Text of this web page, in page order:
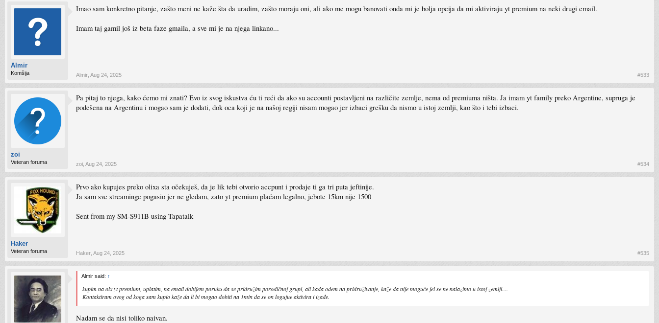
Almir
Komšija
Imao sam konkretno pitanje, zašto meni ne kaže šta da uradim, zašto moraju oni, ali ako me mogu banovati onda mi je bolja opcija da mi aktiviraju yt premium na neki drugi email.
Imam taj gamil još iz beta faze gmaila, a sve mi je na njega linkano...
Almir Aug 24, 2025 #533
zoi
Veteran foruma
Pa pitaj to njega, kako ćemo mi znati? Evo iz svog iskustva ću ti reći da ako su accounti postavljeni na različite zemlje, nema od premiuma ništa. Ja imam yt family preko Argentine, supruga je
podešena na Argentinu i mogao sam je dodati, dok oca koji je na našoj regiji nisam mogao jer izbaci grešku da nismo u istoj zemlji, kao što i tebi izbaci.
zoi Aug 24, 2025 #534
Haker
Veteran foruma
Prvo ako kupujes preko olixa sta očekuješ, da je lik tebi otvorio accpunt i prodaje ti ga tri puta jeftinije.
Ja sam sve streaminge pogasio jer ne gledam, zato yt premium plaćam legalno, jebote 15km nije 1500
Sent from my SM-S911B using Tapatalk
Haker Aug 24, 2025 #535
Almir said: ↑
kupim na olx yt premium, uplatim, na email dobijem poruku da se pridružim porodičnoj grupi, ali kada odem na pridruživanje, kaže da nije moguće jel se ne nalazimo u istoj zemlji....
Kontaktiram ovog od koga sam kupio kaže da li bi mogao dobiti na 1min da se on logujue aktivira i izađe.
Nadam se da nisi toliko naivan.